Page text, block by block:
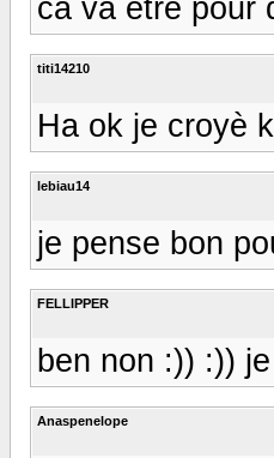
ca va etre pour
titi14210
Ha ok je croyè
lebiau14
je pense bon
FELLIPPER
ben non :)) :))
Anaspenelope